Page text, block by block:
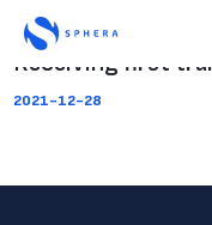
Receiving first
2021-12-28